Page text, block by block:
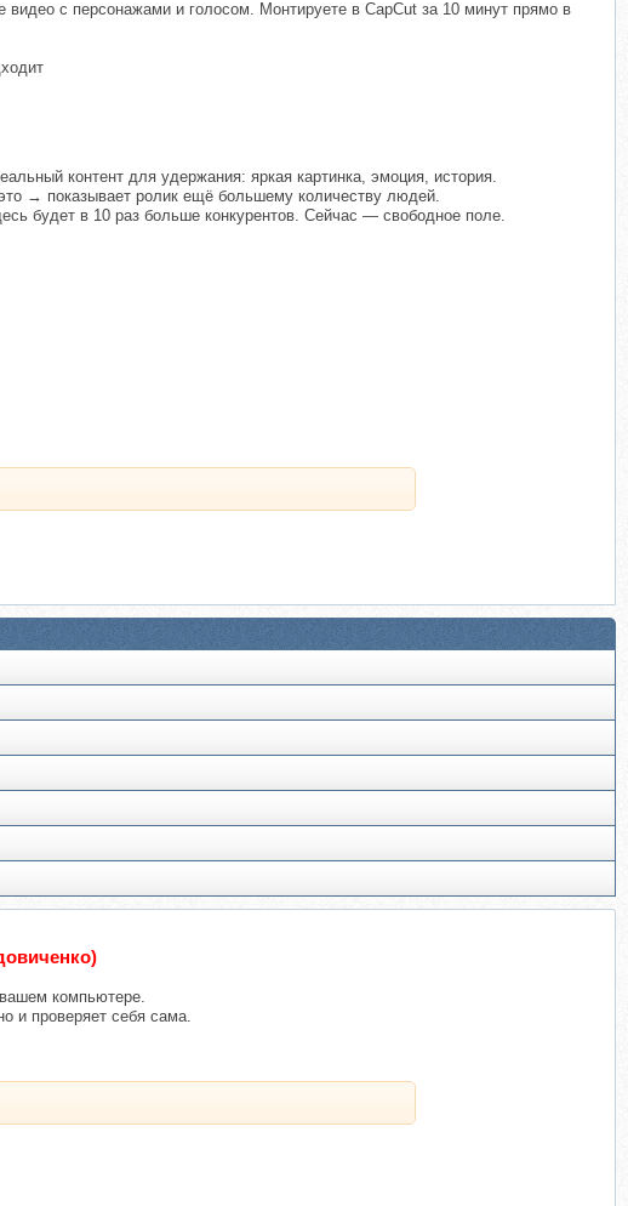
с персонажами и голосом. Монтируете в CapCut за 10 минут прямо в
контент для удержания: яркая картинка, эмоция, история.
→ показывает ролик ещё большему количеству людей.
будет в 10 раз больше конкурентов. Сейчас — свободное поле.
компьютере.
и проверяет себя сама.